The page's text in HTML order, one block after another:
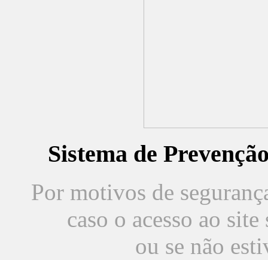
Sistema de
Por motivos de
caso o acesso ao
ou se não